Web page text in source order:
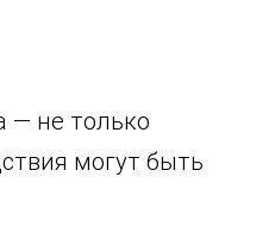
— не только
могут быть